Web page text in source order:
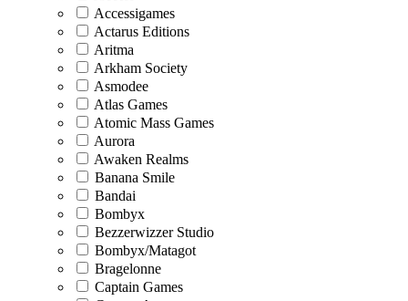
Accessigames
Actarus Editions
Aritma
Arkham Society
Asmodee
Atlas Games
Atomic Mass Games
Aurora
Awaken Realms
Banana Smile
Bandai
Bombyx
Bezzerwizzer Studio
Bombyx/Matagot
Bragelonne
Captain Games